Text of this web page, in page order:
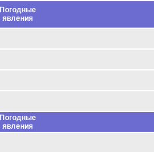
Погодные
явления
Погодные
явления